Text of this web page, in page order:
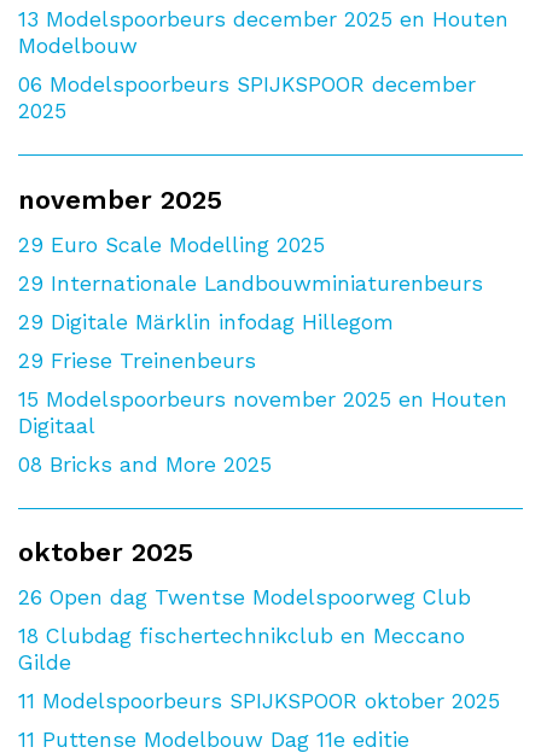
13 Modelspoorbeurs december 2025 en Houten
Modelbouw
06 Modelspoorbeurs SPIJKSPOOR december
2025
november 2025
29 Euro Scale Modelling 2025
29 Internationale Landbouwminiaturenbeurs
29 Digitale Märklin infodag Hillegom
29 Friese Treinenbeurs
15 Modelspoorbeurs november 2025 en Houten
Digitaal
08 Bricks and More 2025
oktober 2025
26 Open dag Twentse Modelspoorweg Club
18 Clubdag fischertechnikclub en Meccano
Gilde
11 Modelspoorbeurs SPIJKSPOOR oktober 2025
11 Puttense Modelbouw Dag 11e editie